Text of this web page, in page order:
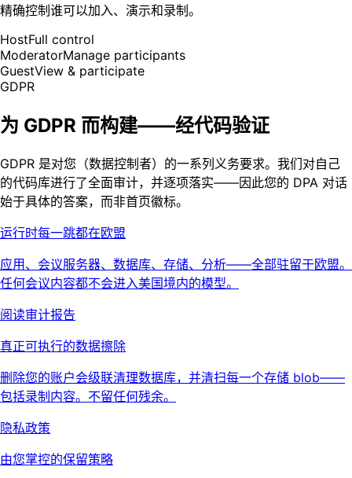
精确控制谁可以加入、演示和录制。
HostFull control
ModeratorManage participants
GuestView & participate
GDPR
为 GDPR 而构建——经代码验证
GDPR 是对您（数据控制者）的一系列义务要求。我们对自己
的代码库进行了全面审计，并逐项落实——因此您的 DPA 对话
始于具体的答案，而非首页徽标。
运行时每一跳都在欧盟
应用、会议服务器、数据库、存储、分析——全部驻留于欧盟。
任何会议内容都不会进入美国境内的模型。
阅读审计报告
真正可执行的数据擦除
删除您的账户会级联清理数据库，并清扫每一个存储 blob——
包括录制内容。不留任何残余。
隐私政策
由您掌控的保留策略